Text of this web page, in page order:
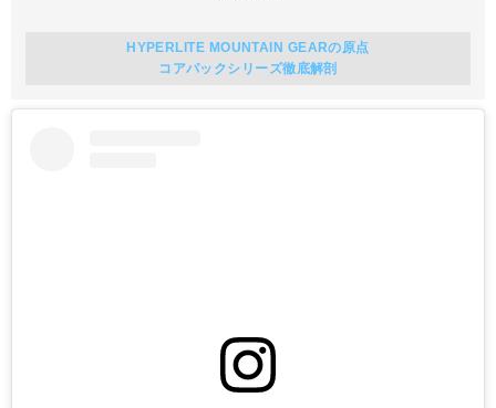
HYPERLITE MOUNTAIN GEARの原点
コアパックシリーズ徹底解剖